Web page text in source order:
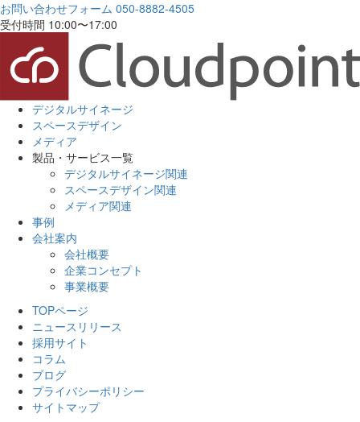
お問い合わせフォーム 050-8882-4505
受付時間 10:00〜17:00
デジタルサイネージ
スペースデザイン
メディア
製品・サービス一覧
デジタルサイネージ関連
スペースデザイン関連
メディア関連
事例
会社案内
会社概要
企業コンセプト
事業概要
TOPページ
ニュースリリース
採用サイト
コラム
ブログ
プライバシーポリシー
サイトマップ